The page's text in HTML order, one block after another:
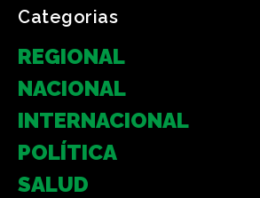
Categorias
REGIONAL
NACIONAL
INTERNACIONAL
POLÍTICA
SALUD